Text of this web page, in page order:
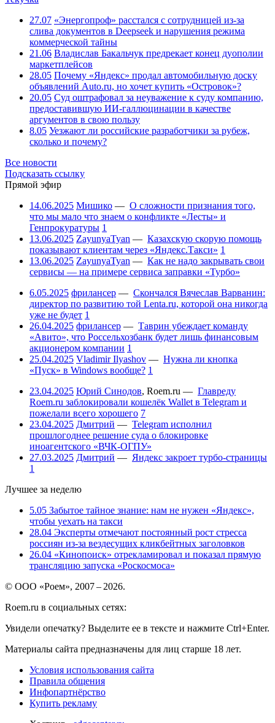
27.07 «Энергопроф» расстался с сотрудницей из-за
слива документов в Deepseek и нарушения режима
коммерческой тайны
21.06 Владислав Бакальчук предрекает конец дуополии
маркетплейсов
28.05 Почему «Яндекс» продал автомобильную доску
объявлений Auto.ru, но хочет купить «Островок»?
20.05 Суд оштрафовал за неуважение к суду компанию,
предоставившую ИИ-галлюцинации в качестве
аргументов в свою пользу
8.05 Уезжают ли российские разработчики за рубеж,
сколько и почему?
Все новости
Подсказать ссылку
Прямой эфир
14.06.2025 Мишико — О сложности признания того,
что мы мало что знаем о конфликте «Лесты» и
Генпрокуратуры 1
13.06.2025 ZayunyaTyan — Казахскую скорую помощь
показывают клиентам через «Яндекс.Такси» 1
13.06.2025 ZayunyaTyan — Как не надо закрывать свои
сервисы — на примере сервиса заправки «Турбо»
6.05.2025 фрилансер — Скончался Вячеслав Варванин:
директор по развитию той Lenta.ru, которой она никогда
уже не будет 1
26.04.2025 фрилансер — Таврин убеждает команду
«Авито», что Россельхозбанк будет лишь финансовым
акционером компании 1
25.04.2025 Vladimir Ilyashov — Нужна ли кнопка
«Пуск» в Windows вообще? 1
23.04.2025 Юрий Синодов, Roem.ru — Главреду
Roem.ru заблокировали кошелёк Wallet в Telegram и
пожелали всего хорошего 7
23.04.2025 Дмитрий — Telegram исполнил
прошлогоднее решение суда о блокировке
иноагентского «ВЧК-ОГПУ»
27.03.2025 Дмитрий — Яндекс закроет турбо-страницы
1
Лучшее за неделю
5.05 Забытое тайное знание: нам не нужен «Яндекс»,
чтобы уехать на такси
28.04 Эксперты отмечают постоянный рост стресса
россиян из-за вездесущих кликбейтных заголовков
26.04 «Кинопоиск» отрекламировал и показал прямую
трансляцию запуска «Роскосмоса»
© ООО «Роем», 2007 – 2026.
Roem.ru в социальных сетях:
Увидели опечатку? Выделите ее в тексте и нажмите Ctrl+Enter.
Материалы сайта предназначены для лиц старше 18 лет.
Условия использования сайта
Правила общения
Инфопартнёрство
Купить рекламу